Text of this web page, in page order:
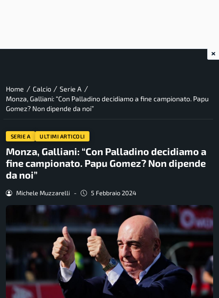
Home / Calcio / Serie A /
Monza, Galliani: “Con Palladino decidiamo a fine campionato. Papu
Gomez? Non dipende da noi”
SERIE A ULTIMI ARTICOLI
Monza, Galliani: “Con Palladino decidiamo a
fine campionato. Papu Gomez? Non dipende
da noi”
Michele Muzzarelli - 5 Febbraio 2024
×